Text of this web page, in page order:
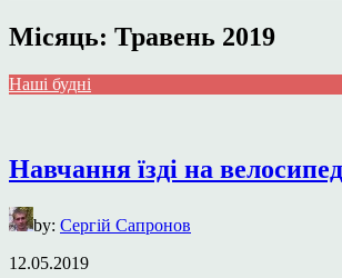
Місяць: Травень 2019
Наші будні
Навчання їзді на
by: Сергій Сапронов
12.05.2019